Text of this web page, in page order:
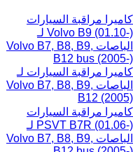
كاميرا مراقبة السيارات
Volvo B9 (01.10-) لـ
الباصات Volvo B7, B8, B9,
B12 bus (2005-)
كاميرا مراقبة السيارات لـ
الباصات Volvo B7, B8, B9,
B12 (2005)
كاميرا مراقبة السيارات
PSVT B7R (01.06-) لـ
الباصات Volvo B7, B8, B9,